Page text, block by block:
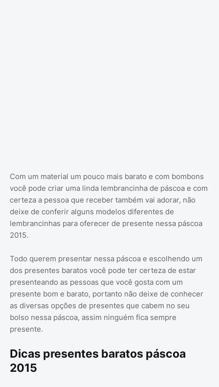
Com um material um pouco mais barato e com bombons
você pode criar uma linda lembrancinha de páscoa e com
certeza a pessoa que receber também vai adorar, não
deixe de conferir alguns modelos diferentes de
lembrancinhas para oferecer de presente nessa páscoa
2015.
Todo querem presentar nessa páscoa e escolhendo um
dos presentes baratos você pode ter certeza de estar
presenteando as pessoas que você gosta com um
presente bom e barato, portanto não deixe de conhecer
as diversas opções de presentes que cabem no seu
bolso nessa páscoa, assim ninguém fica sempre
presente.
Dicas presentes baratos páscoa
2015